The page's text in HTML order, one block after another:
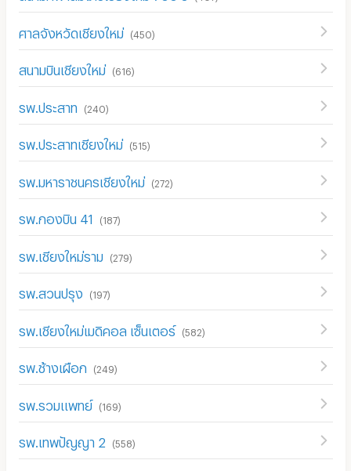
ศาลจังหวัดเชียงใหม่ (450)
สนามบินเชียงใหม่ (616)
รพ.ประสาท (240)
รพ.ประสาทเชียงใหม่ (515)
รพ.มหาราชนครเชียงใหม่ (272)
รพ.กองบิน 41 (187)
รพ.เชียงใหม่ราม (279)
รพ.สวนปรุง (197)
รพ.เชียงใหม่เมดิคอล เซ็นเตอร์ (582)
รพ.ช้างเผือก (249)
รพ.รวมแพทย์ (169)
รพ.เทพปัญญา 2 (558)